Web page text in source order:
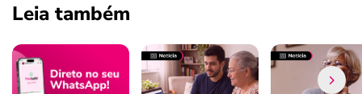
Leia também